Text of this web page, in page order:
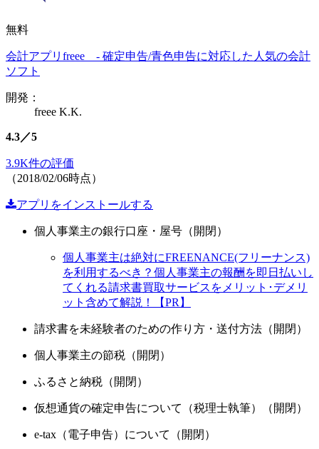
無料
会計アプリfreee - 確定申告/青色申告に対応した人気の会計
ソフト
開発：
freee K.K.
4.3／5
3.9K件の評価
（2018/02/06時点）
アプリをインストールする
個人事業主の銀行口座・屋号（開閉）
個人事業主は絶対にFREENANCE(フリーナンス)
を利用するべき？個人事業主の報酬を即日払いし
てくれる請求書買取サービスをメリット･デメリ
ット含めて解説！【PR】
請求書を未経験者のための作り方・送付方法（開閉）
個人事業主の節税（開閉）
ふるさと納税（開閉）
仮想通貨の確定申告について（税理士執筆）（開閉）
e-tax（電子申告）について（開閉）